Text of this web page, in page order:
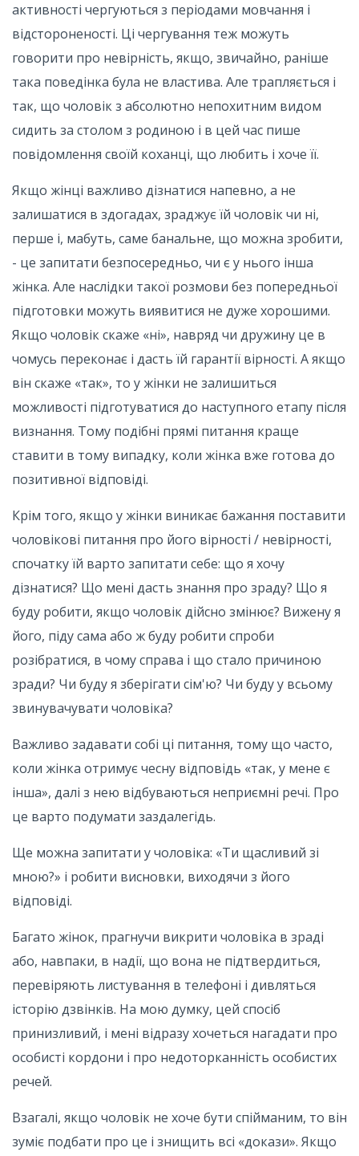
активності чергуються з періодами мовчання і
відстороненості. Ці чергування теж можуть
говорити про невірність, якщо, звичайно, раніше
така поведінка була не властива. Але трапляється і
так, що чоловік з абсолютно непохитним видом
сидить за столом з родиною і в цей час пише
повідомлення своїй коханці, що любить і хоче її.
Якщо жінці важливо дізнатися напевно, а не
залишатися в здогадах, зраджує їй чоловік чи ні,
перше і, мабуть, саме банальне, що можна зробити,
- це запитати безпосередньо, чи є у нього інша
жінка. Але наслідки такої розмови без попередньої
підготовки можуть виявитися не дуже хорошими.
Якщо чоловік скаже «ні», навряд чи дружину це в
чомусь переконає і дасть їй гарантії вірності. А якщо
він скаже «так», то у жінки не залишиться
можливості підготуватися до наступного етапу після
визнання. Тому подібні прямі питання краще
ставити в тому випадку, коли жінка вже готова до
позитивної відповіді.
Крім того, якщо у жінки виникає бажання поставити
чоловікові питання про його вірності / невірності,
спочатку їй варто запитати себе: що я хочу
дізнатися? Що мені дасть знання про зраду? Що я
буду робити, якщо чоловік дійсно змінює? Вижену я
його, піду сама або ж буду робити спроби
розібратися, в чому справа і що стало причиною
зради? Чи буду я зберігати сім'ю? Чи буду у всьому
звинувачувати чоловіка?
Важливо задавати собі ці питання, тому що часто,
коли жінка отримує чесну відповідь «так, у мене є
інша», далі з нею відбуваються неприємні речі. Про
це варто подумати заздалегідь.
Ще можна запитати у чоловіка: «Ти щасливий зі
мною?» і робити висновки, виходячи з його
відповіді.
Багато жінок, прагнучи викрити чоловіка в зраді
або, навпаки, в надії, що вона не підтвердиться,
перевіряють листування в телефоні і дивляться
історію дзвінків. На мою думку, цей спосіб
принизливий, і мені відразу хочеться нагадати про
особисті кордони і про недоторканність особистих
речей.
Взагалі, якщо чоловік не хоче бути спійманим, то він
зуміє подбати про це і знищить всі «докази». Якщо